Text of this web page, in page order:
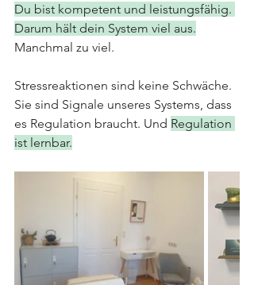
Du bist kompetent und leistungsfähig.
Darum hält dein System viel aus.
Manchmal zu viel.
Stressreaktionen sind keine Schwäche.
Sie sind Signale unseres Systems, dass
es Regulation braucht. Und Regulation
ist lernbar.